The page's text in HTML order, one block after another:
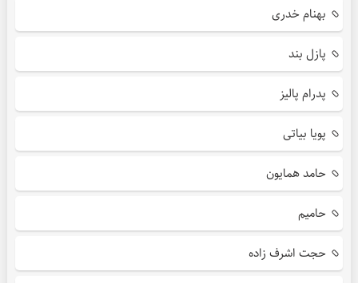
بهنام خدری
پازل بند
پدرام پالیز
پویا بیاتی
حامد همایون
حامیم
حجت اشرف زاده